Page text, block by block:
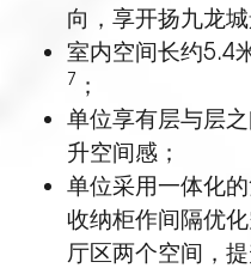
向，享开扬九龙
室内空间长约5.4
7 ；
单位享有层与层
升空间感；
单位采用一体化
收纳柜作间隔优
厅区两个空间，